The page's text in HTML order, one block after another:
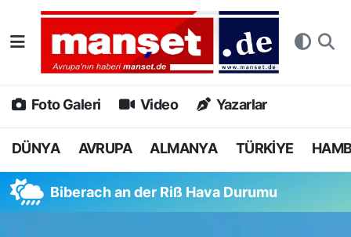
Foto Galeri Video Yazarlar
DÜNYA AVRUPA ALMANYA TÜRKİYE
Biberach an der Riß Hava Durumu
DÜNYA
AVRUPA
ALMANYA
Nöbetçi Eczaneler
Hava Durumu
Namaz Vakitleri